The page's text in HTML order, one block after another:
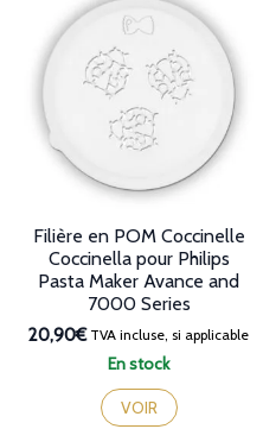
En stock
Filière en POM Coccinelle
Coccinella pour Philips
Pasta Maker Avance and
7000 Series
20,90€TVA incluse, si applicable
VOIR